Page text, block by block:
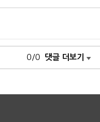
0/0 댓글 더보기